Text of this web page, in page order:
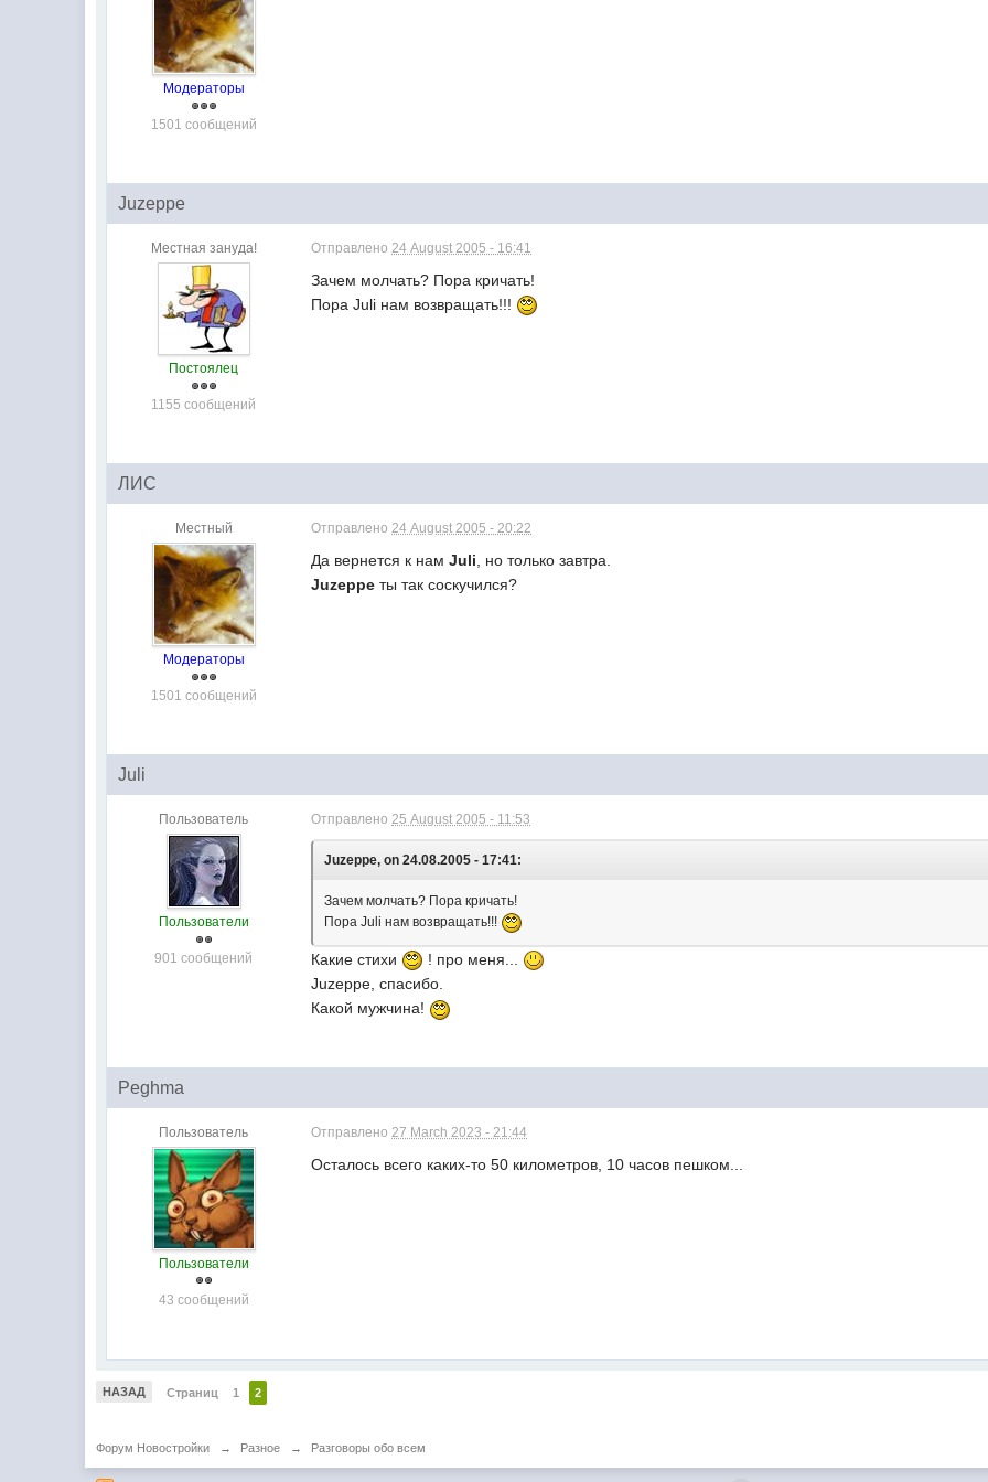
Модераторы
1501 сообщений
Juzeppe
Местная зануда!
Постоялец
1155 сообщений
Отправлено24 August 2005 - 16:41
Зачем молчать? Пора кричать!
Пора Juli нам возвращать!!!
ЛИС
Местный
Модераторы
1501 сообщений
Отправлено24 August 2005 - 20:22
Да вернется к намJuli , но только завтра.
Juzeppe ты так соскучился?
Juli
Пользователь
Пользователи
901 сообщений
Отправлено25 August 2005 - 11:53
Juzeppe, on 24.08.2005 - 17:41:
Зачем молчать? Пора кричать!
Пора Juli нам возвращать!!!
Какие стихи
! про меня...
Juzeppe, cпасибо.
Какой мужчина!
Peghma
Пользователь
Пользователи
43 сообщений
Отправлено 27 March 2023 - 21:44
Осталось всего каких-то 50 километров, 10 часов пешком...
НАЗАД Страниц 1 2
Форум Новостройки → Разное → Разговоры обо всем